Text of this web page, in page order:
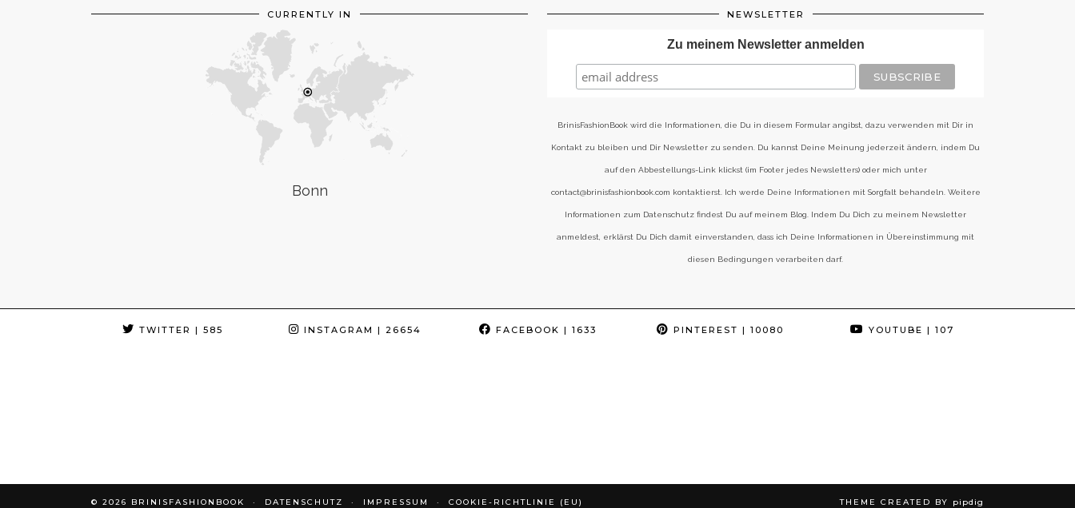
CURRENTLY IN
Bonn
NEWSLETTER
Zu meinem Newsletter anmelden
BrinisFashionBook wird die Informationen, die Du in diesem Formular angibst, dazu verwenden mit Dir in
Kontakt zu bleiben und Dir Newsletter zu senden. Du kannst Deine Meinung jederzeit ändern, indem Du
auf den Abbestellungs-Link klickst (im Footer jedes Newsletters) oder mich unter
contact@brinisfashionbook.com kontaktierst. Ich werde Deine Informationen mit Sorgfalt behandeln. Weitere
Informationen zum Datenschutz findest Du auf meinem Blog. Indem Du Dich zu meinem Newsletter
anmeldest, erklärst Du Dich damit einverstanden, dass ich Deine Informationen in Übereinstimmung mit
diesen Bedingungen verarbeiten darf.
TWITTER | 585 INSTAGRAM | 26654 FACEBOOK | 1633 PINTEREST | 10080 YOUTUBE | 107
© 2026 BRINISFASHIONBOOK DATENSCHUTZ IMPRESSUM COOKIE-RICHTLINIE (EU) THEME CREATED BY pipdig